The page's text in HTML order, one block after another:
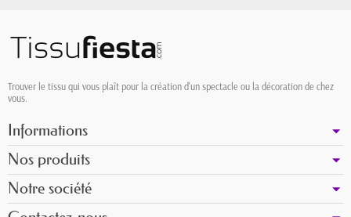
Trouver le tissu qui vous plaît pour la création d'un spectacle ou la décoration de chez
vous.
Informations
Nos produits
Notre société